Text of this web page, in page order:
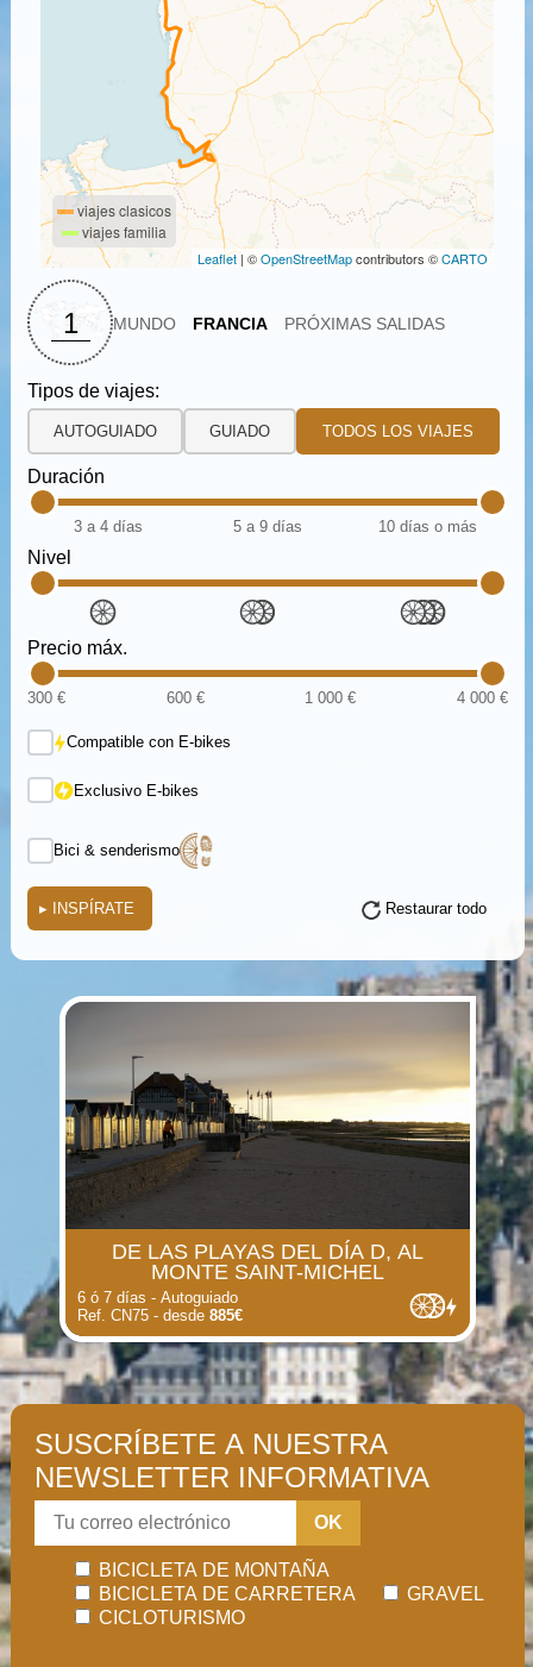
viajes clasicos
viajes familia
Leaflet| ©OpenStreetMapcontributors ©CARTO
1 MUNDO FRANCIA PRÓXIMAS SALIDAS
Tipos de viajes:
AUTOGUIADO GUIADO TODOS LOS VIAJES
Duración
3 a 4 días 5 a 9 días 10 días o más
Nivel
Precio máx.
300 € 600 € 1 000 € 4 000 €
Compatible con E-bikes
Exclusivo E-bikes
Bici & senderismo
▸ INSPÍRATE Restaurar todo
(i)
(i)
(i)
(i)
DE LAS PLAYAS DEL DÍA D, AL
MONTE SAINT-MICHEL
6 ó 7 días - Autoguiado
Ref. CN75 - desde 885€
SUSCRÍBETE A NUESTRA
NEWSLETTER INFORMATIVA
OK
BICICLETA DE MONTAÑA
BICICLETA DE CARRETERA
GRAVEL
CICLOTURISMO